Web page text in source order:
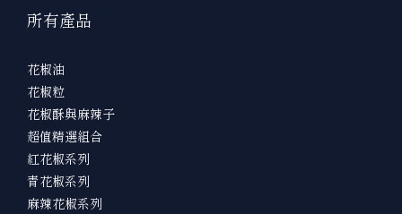
所有產品
花椒油
花椒粒
花椒酥與麻辣子
超值精選組合
紅花椒系列
青花椒系列
麻辣花椒系列